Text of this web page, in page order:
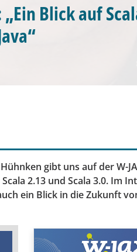
Blick auf
gibt uns auf der W-
2.13 und Scala 3.0. Im
ein Blick in die Zukunft